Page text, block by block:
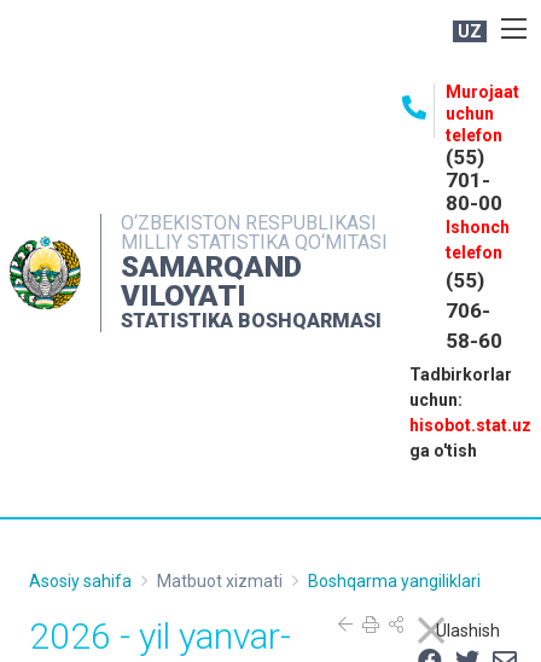
UZ
O‘ZBEKISTON RESPUBLIKASI
MILLIY STATISTIKA QO‘MITASI
SAMARQAND
VILOYATI
STATISTIKA BOSHQARMASI
Murojaat
uchun
telefon
(55)
701-
80-00
Ishonch
telefon
(55)
706-
58-60
Tadbirkorlar
uchun:
hisobot.stat.uz
ga o'tish
MATBUOT XIZMATI
MUROJAATLAR
KONTAKTLAR
Asosiy sahifa Matbuot xizmati Boshqarma yangiliklari
Ulashish
2026 - yil yanvar-